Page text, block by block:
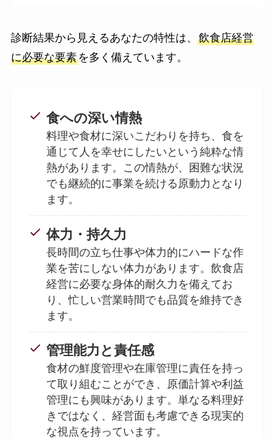
診断結果から見えるあなたの特性は、 飲食店経営
に必要な要素を多く備えています。
食への深い情熱
料理や食材に深いこだわりを持ち、食を
通じて人を幸せにしたいという純粋な情
熱があります。この情熱が、困難な状況
でも継続的に事業を続ける原動力となり
ます。
体力・持久力
長時間の立ち仕事や体力的にハードな作
業を苦にしない体力があります。飲食店
経営に必要な身体的耐久力を備えてお
り、忙しい営業時間でも品質を維持でき
ます。
管理能力と責任感
食材の鮮度管理や在庫管理に責任を持っ
て取り組むことができ、原価計算や利益
管理にも興味があります。単なる料理好
きではなく、経営面も考慮できる現実的
な視点を持っています。